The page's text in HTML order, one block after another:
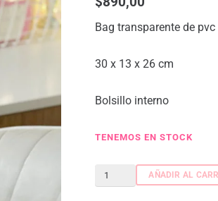
Bag transparente de
30 x 13 x 26 cm
Bolsillo interno
TENEMOS EN STOCK
Bubble
AÑADIR AL